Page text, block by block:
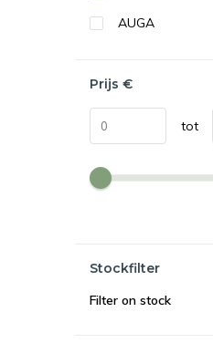
AUGA
Prijs €
tot
Stockfilter
Filter on stock